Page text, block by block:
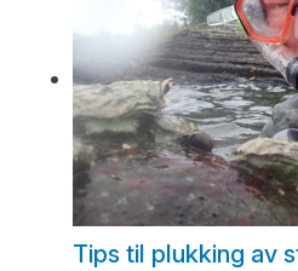
Tips til plukking av